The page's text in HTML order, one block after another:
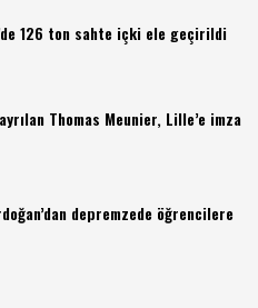
126 ton sahte içki ele geçirildi
Thomas Meunier, Lille’e imza
depremzede öğrencilere